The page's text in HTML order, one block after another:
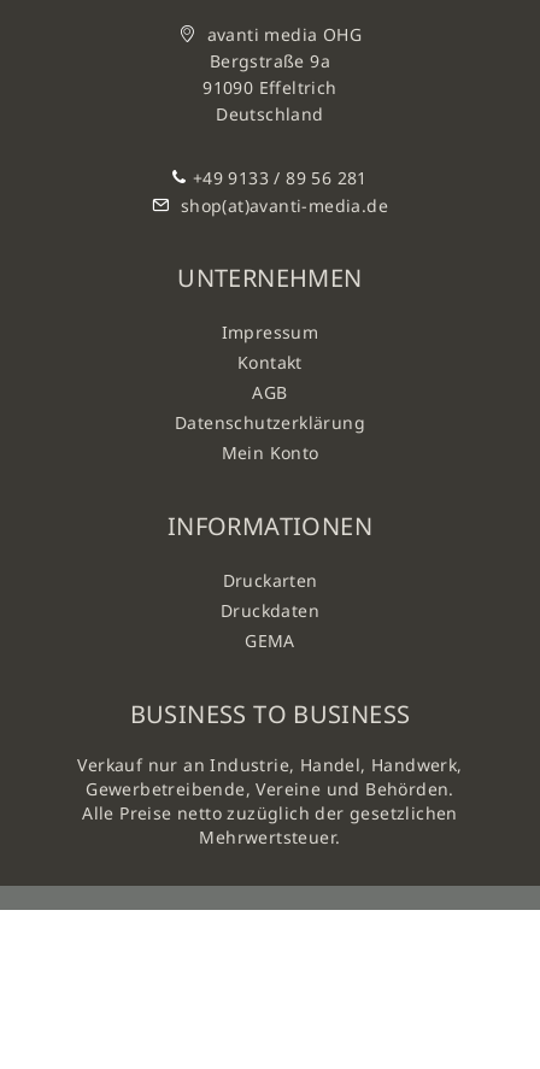
avanti media OHG
Bergstraße 9a
91090 Effeltrich
Deutschland
+49 9133 / 89 56 281
shop(at)avanti-media.de
UNTERNEHMEN
Impressum
Kontakt
AGB
Datenschutzerklärung
Mein Konto
INFORMATIONEN
Druckarten
Druckdaten
GEMA
BUSINESS TO BUSINESS
Verkauf nur an Industrie, Handel, Handwerk,
Gewerbetreibende, Vereine und Behörden.
Alle Preise netto zuzüglich der gesetzlichen
Mehrwertsteuer.